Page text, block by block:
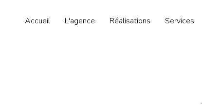
Accueil L'agence Réalisations Services